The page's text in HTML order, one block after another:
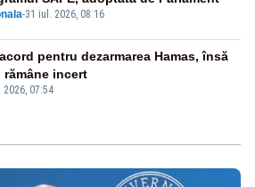
-31 iul. 2026, 08:16
2026, 07:54
pentru dezarmarea Hamas, însă
incert